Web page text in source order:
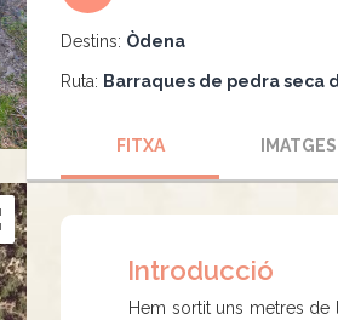
Destins: Òdena
Ruta: Barraques de pedra seca
FITXA IMATGES
Introducció
Hem sortit uns metres de